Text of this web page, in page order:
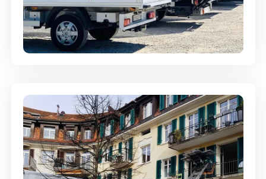
Möbellagerung - Alles sicher
aufbewahrt